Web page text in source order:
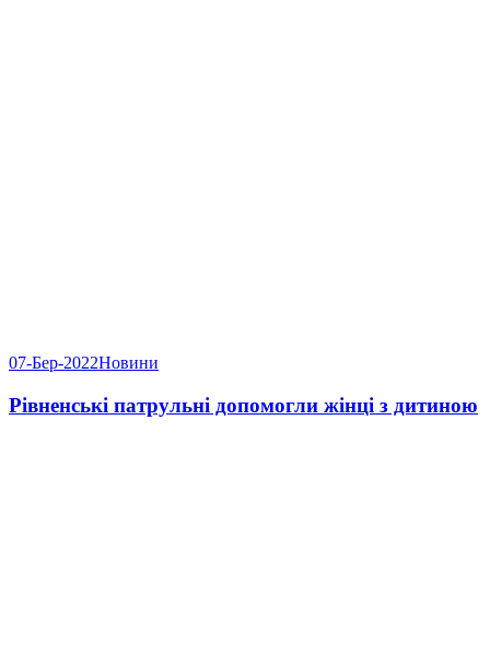
07-Бер-2022Новини
Рівненські патрульні допомогли жінці з дитиною